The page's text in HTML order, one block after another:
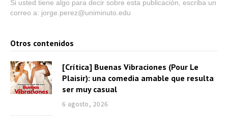
Si usted tiene algo para decir sobre esta publicación, escriba un
correo a: jorge.perez@uniminuto.edu
Otros contenidos
[Crítica] Buenas Vibraciones (Pour Le
Plaisir): una comedia amable que resulta
ser muy casual
6 agosto, 2026